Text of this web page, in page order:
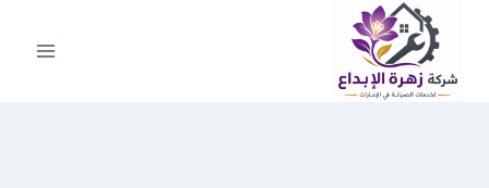
التجاوز
المحتوى